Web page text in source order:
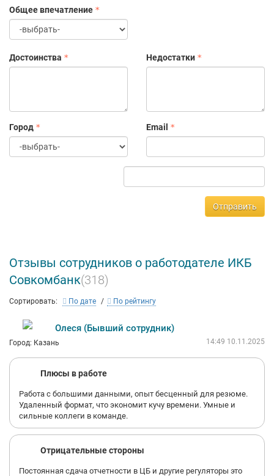
Общее впечатление
Достоинства Недостатки
Город Email
Отправить
Отзывы сотрудников о работодателе ИКБ
Совкомбанк(318)
Сортировать: По дате По рейтингу
Олеся (Бывший сотрудник)
Город: Казань 14:49 10.11.2025
Плюсы в работе
Работа с большими данными, опыт бесценный для резюме.
Удаленный формат, что экономит кучу времени. Умные и
сильные коллеги в команде.
Отрицательные стороны
Постоянная сдача отчетности в ЦБ и другие регуляторы это